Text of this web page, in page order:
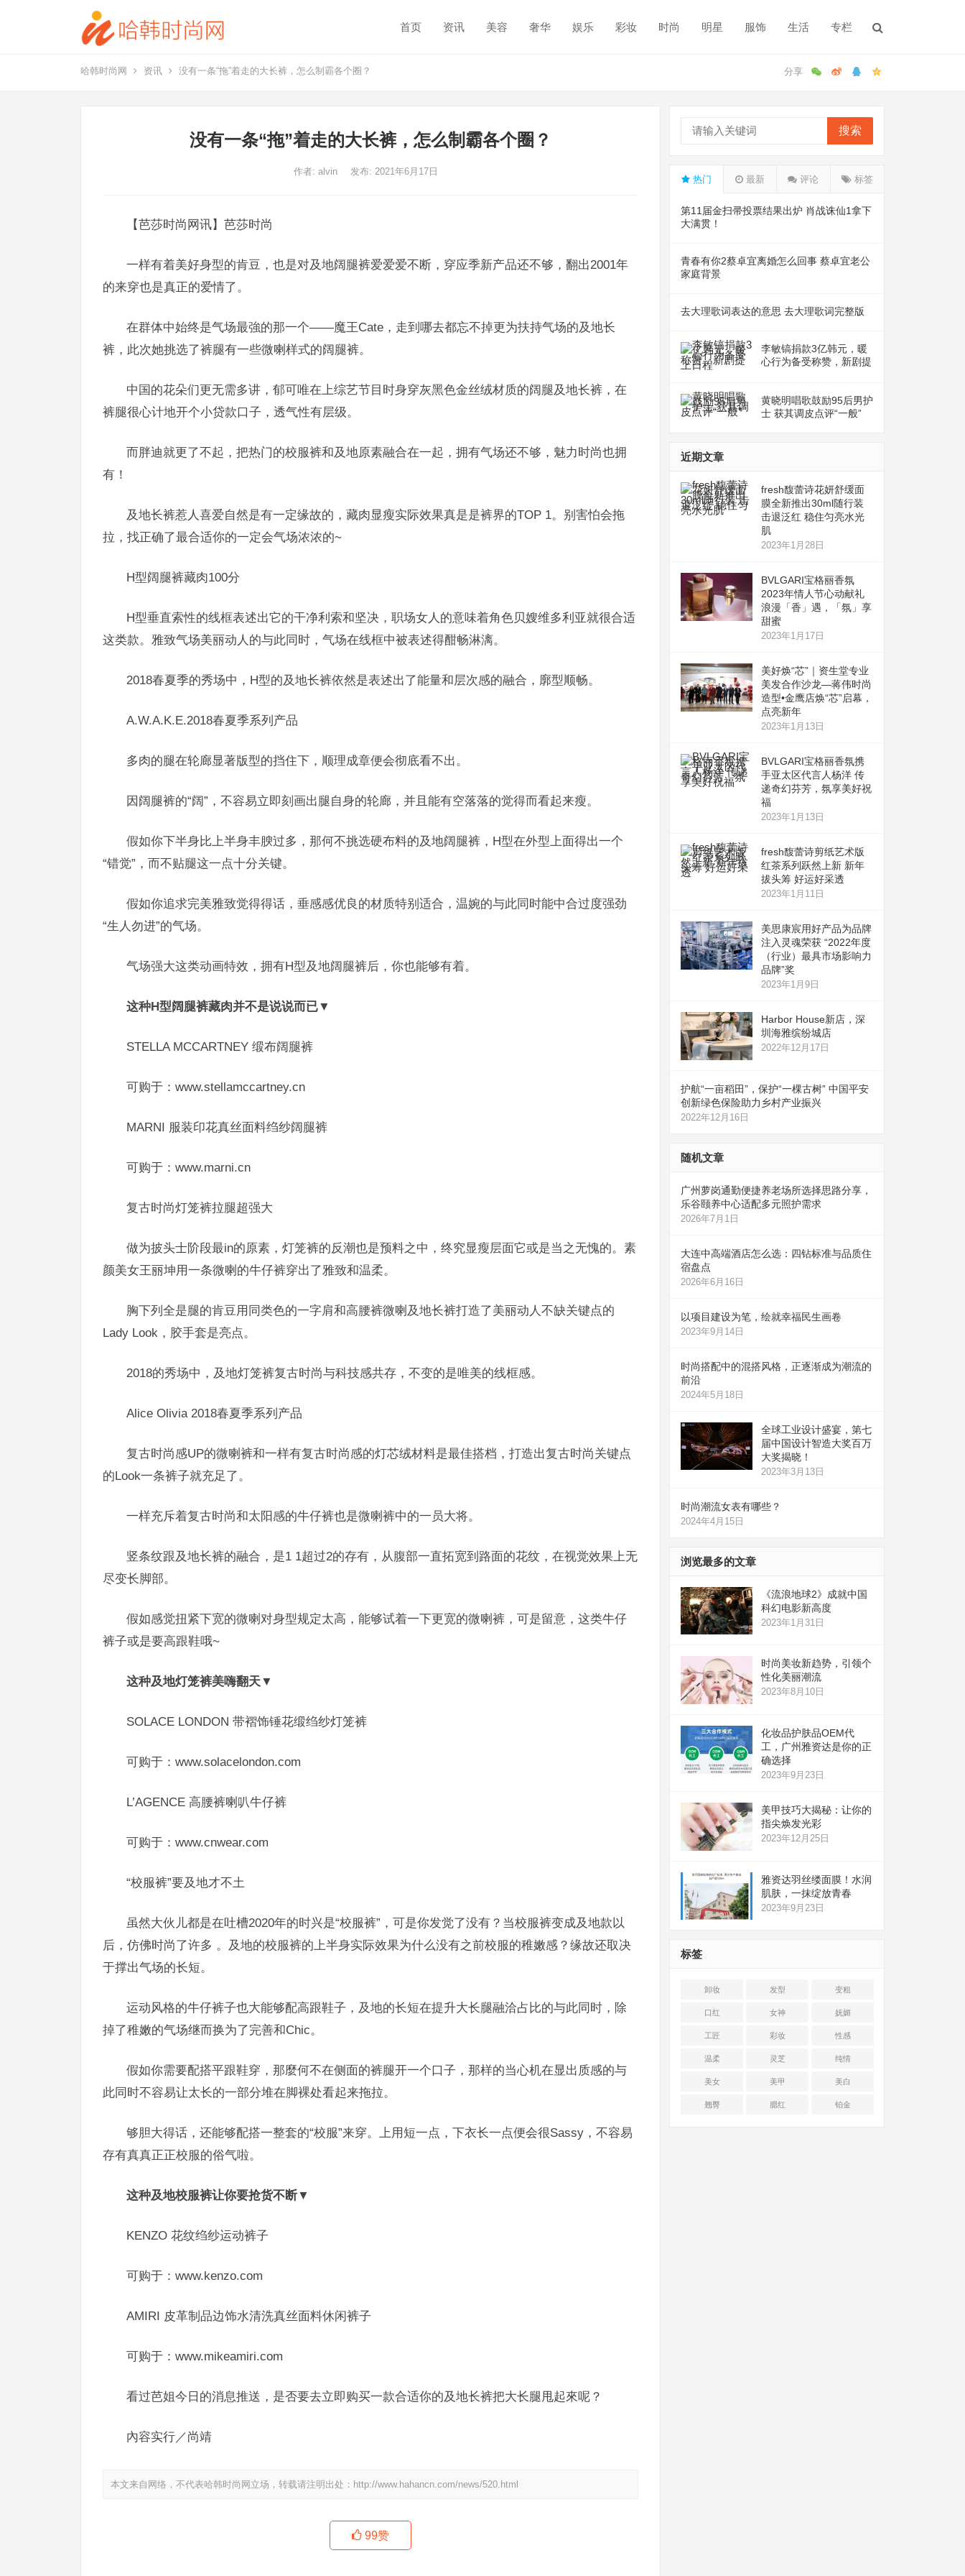
首页 资讯 美容 奢华 娱乐 彩妆 时尚 明星 服饰 生活 专栏
哈韩时尚网 资讯 没有一条“拖”着走的大长裤，怎么制霸各个圈？
没有一条“拖”着走的大长裤，怎么制霸各个圈？
作者: alvin 发布: 2021年6月17日
【芭莎时尚网讯】芭莎时尚
一样有着美好身型的肯豆，也是对及地阔腿裤爱爱爱不断，穿应季新产品还不够，翻出2001年
的来穿也是真正的爱情了。
在群体中始终是气场最強的那一个——魔王Cate，走到哪去都忘不掉更为扶持气场的及地长
裤，此次她挑选了裤腿有一些微喇样式的阔腿裤。
中国的花朵们更无需多讲，郁可唯在上综艺节目时身穿灰黑色金丝绒材质的阔腿及地长裤，在
裤腿很心计地开个小贷款口子，透气性有层级。
而胖迪就更了不起，把热门的校服裤和及地原素融合在一起，拥有气场还不够，魅力时尚也拥
有！
及地长裤惹人喜爱自然是有一定缘故的，藏肉显瘦实际效果真是是裤界的TOP 1。别害怕会拖
拉，找正确了最合适你的一定会气场浓浓的~
H型阔腿裤藏肉100分
H型垂直索性的线框表述出它的干净利索和坚决，职场女人的意味着角色贝嫂维多利亚就很合适
这类款。雅致气场美丽动人的与此同时，气场在线框中被表述得酣畅淋漓。
2018春夏季的秀场中，H型的及地长裤依然是表述出了能量和层次感的融合，廓型顺畅。
A.W.A.K.E.2018春夏季系列产品
多肉的腿在轮廊显著版型的挡住下，顺理成章便会彻底看不出。
因阔腿裤的“阔”，不容易立即刻画出腿自身的轮廊，并且能有空落落的觉得而看起来瘦。
假如你下半身比上半身丰腴过多，那何不挑选硬布料的及地阔腿裤，H型在外型上面得出一个
“错觉”，而不贴腿这一点十分关键。
假如你追求完美雅致觉得得话，垂感感优良的材质特别适合，温婉的与此同时能中合过度强劲
“生人勿进”的气场。
气场强大这类动画特效，拥有H型及地阔腿裤后，你也能够有着。
这种H型阔腿裤藏肉并不是说说而已▼
STELLA MCCARTNEY 缎布阔腿裤
可购于：www.stellamccartney.cn
MARNI 服装印花真丝面料绉纱阔腿裤
可购于：www.marni.cn
复古时尚灯笼裤拉腿超强大
做为披头士阶段最in的原素，灯笼裤的反潮也是预料之中，终究显瘦层面它或是当之无愧的。素
颜美女王丽坤用一条微喇的牛仔裤穿出了雅致和温柔。
胸下列全是腿的肯豆用同类色的一字肩和高腰裤微喇及地长裤打造了美丽动人不缺关键点的
Lady Look，胶手套是亮点。
2018的秀场中，及地灯笼裤复古时尚与科技感共存，不变的是唯美的线框感。
Alice Olivia 2018春夏季系列产品
复古时尚感UP的微喇裤和一样有复古时尚感的灯芯绒材料是最佳搭档，打造出复古时尚关键点
的Look一条裤子就充足了。
一样充斥着复古时尚和太阳感的牛仔裤也是微喇裤中的一员大将。
竖条纹跟及地长裤的融合，是1 1超过2的存有，从腹部一直拓宽到路面的花纹，在视觉效果上无
尽变长脚部。
假如感觉扭紧下宽的微喇对身型规定太高，能够试着一下更宽的微喇裤，可是留意，这类牛仔
裤子或是要高跟鞋哦~
这种及地灯笼裤美嗨翻天▼
SOLACE LONDON 带褶饰锤花缎绉纱灯笼裤
可购于：www.solacelondon.com
L’AGENCE 高腰裤喇叭牛仔裤
可购于：www.cnwear.com
“校服裤”要及地才不土
虽然大伙儿都是在吐槽2020年的时兴是“校服裤”，可是你发觉了没有？当校服裤变成及地款以
后，仿佛时尚了许多 。及地的校服裤的上半身实际效果为什么没有之前校服的稚嫩感？缘故还取决
于撑出气场的长短。
运动风格的牛仔裤子也大能够配高跟鞋子，及地的长短在提升大长腿融洽占比的与此同时，除
掉了稚嫩的气场继而换为了完善和Chic。
假如你需要配搭平跟鞋穿，那麼何不在侧面的裤腿开一个口子，那样的当心机在显出质感的与
此同时不容易让太长的一部分堆在脚裸处看起来拖拉。
够胆大得话，还能够配搭一整套的“校服”来穿。上用短一点，下衣长一点便会很Sassy，不容易
存有真真正正校服的俗气啦。
这种及地校服裤让你要抢货不断▼
KENZO 花纹绉纱运动裤子
可购于：www.kenzo.com
AMIRI 皮革制品边饰水清洗真丝面料休闲裤子
可购于：www.mikeamiri.com
看过芭姐今日的消息推送，是否要去立即购买一款合适你的及地长裤把大长腿甩起來呢？
內容实行／尚靖
本文来自网络，不代表哈韩时尚网立场，转载请注明出处： http://www.hahancn.com/news/520.html
99赞
搜索
热门 最新 评论 标签
第11届金扫帚投票结果出炉 肖战诛仙1拿下
大满贯！
青春有你2蔡卓宜离婚怎么回事 蔡卓宜老公
家庭背景
去大理歌词表达的意思 去大理歌词完整版
李敏镐捐款3亿韩元，暖
心行为备受称赞，新剧提
黄晓明唱歌鼓励95后男护
士 获其调皮点评“一般”
近期文章
fresh馥蕾诗花妍舒缓面
膜全新推出30ml随行装
击退泛红 稳住匀亮水光
肌
2023年1月28日
BVLGARI宝格丽香氛
2023年情人节心动献礼
浪漫「香」遇，「氛」享
甜蜜
2023年1月17日
美好焕“芯”｜资生堂专业
美发合作沙龙—蒋伟时尚
造型•金鹰店焕“芯”启幕，
点亮新年
2023年1月13日
BVLGARI宝格丽香氛携
手亚太区代言人杨洋 传
递奇幻芬芳，氛享美好祝
福
2023年1月13日
fresh馥蕾诗剪纸艺术版
红茶系列跃然上新 新年
拔头筹 好运好采透
2023年1月11日
美思康宸用好产品为品牌
注入灵魂荣获 “2022年度
（行业）最具市场影响力
品牌”奖
2023年1月9日
Harbor House新店，深
圳海雅缤纷城店
2022年12月17日
护航“一亩稻田”，保护“一棵古树” 中国平安
创新绿色保险助力乡村产业振兴
2022年12月16日
随机文章
广州萝岗通勤便捷养老场所选择思路分享，
乐谷颐养中心适配多元照护需求
2026年7月1日
大连中高端酒店怎么选：四钻标准与品质住
宿盘点
2026年6月16日
以项目建设为笔，绘就幸福民生画卷
2023年9月14日
时尚搭配中的混搭风格，正逐渐成为潮流的
前沿
2024年5月18日
全球工业设计盛宴，第七
届中国设计智造大奖百万
大奖揭晓！
2023年3月13日
时尚潮流女表有哪些？
2024年4月15日
浏览最多的文章
《流浪地球2》成就中国
科幻电影新高度
2023年1月31日
时尚美妆新趋势，引领个
性化美丽潮流
2023年8月10日
化妆品护肤品OEM代
工，广州雅资达是你的正
确选择
2023年9月23日
美甲技巧大揭秘：让你的
指尖焕发光彩
2023年12月25日
雅资达羽丝缕面膜！水润
肌肤，一抹绽放青春
2023年9月23日
标签
卸妆 发型 变粗
口红 女神 妩媚
工匠 彩妆 性感
温柔 灵芝 纯情
美女 美甲 美白
翘臀 腮红 铂金